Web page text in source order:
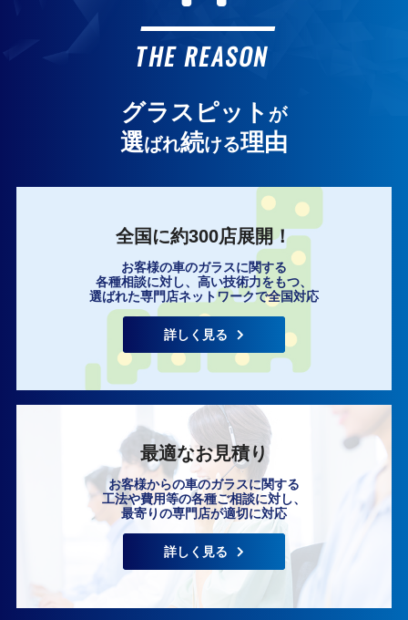
いますぐ無料相談
THE REASON
グラスピット が
選ばれ続ける理由
全国に約300店展開！
お客様の車のガラスに関する
各種相談に対し、高い技術力をもつ、
選ばれた専門店ネットワークで全国対応
詳しく見る
最適なお見積り
お客様からの車のガラスに関する
工法や費用等の各種ご相談に対し、
最寄りの専門店が適切に対応
詳しく見る